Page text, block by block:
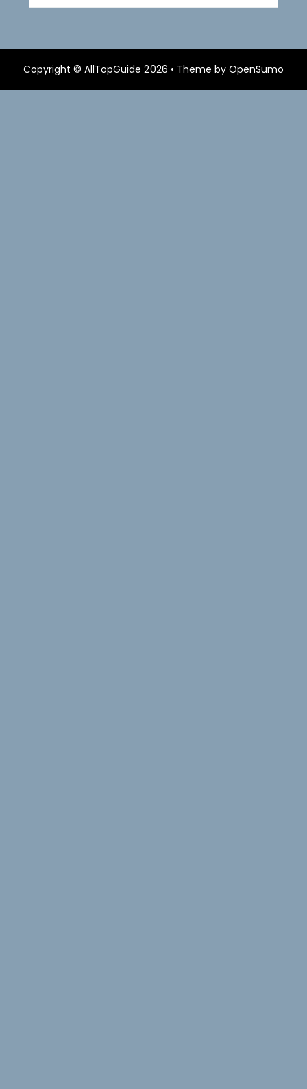
Copyright © AllTopGuide 2026 • Theme byOpenSumo